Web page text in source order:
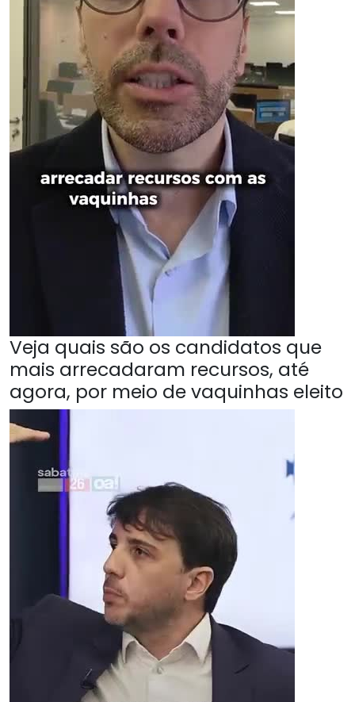
Veja quais são os candidatos que
mais arrecadaram recursos, até
agora, por meio de vaquinhas eleito